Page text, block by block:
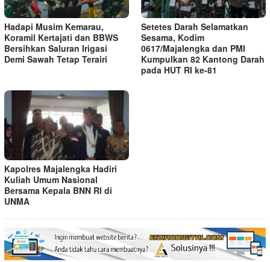
Hadapi Musim Kemarau,
Koramil Kertajati dan BBWS
Bersihkan Saluran Irigasi
Demi Sawah Tetap Terairi
Setetes Darah Selamatkan
Sesama, Kodim
0617/Majalengka dan PMI
Kumpulkan 82 Kantong Darah
pada HUT RI ke-81
Kapolres Majalengka Hadiri
Kuliah Umum Nasional
Bersama Kepala BNN RI di
UNMA